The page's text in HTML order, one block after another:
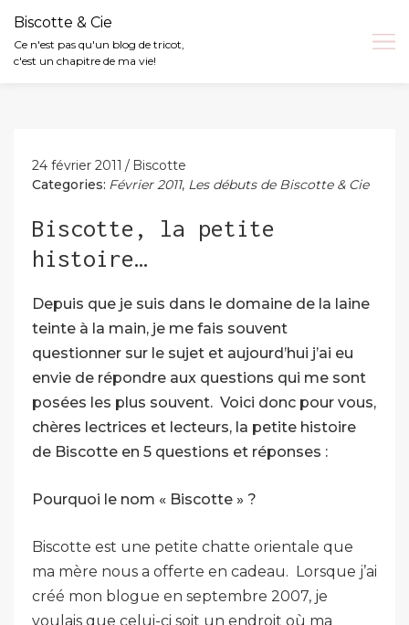
Biscotte & Cie
Ce n'est pas qu'un blog de tricot,
c'est un chapitre de ma vie!
24 février 2011
Biscotte
Categories: Février 2011, Les débuts de Biscotte & Cie
Biscotte, la petite
histoire…
Depuis que je suis dans le domaine de la laine
teinte à la main, je me fais souvent
questionner sur le sujet et aujourd’hui j’ai eu
envie de répondre aux questions qui me sont
posées les plus souvent. Voici donc pour vous,
chères lectrices et lecteurs, la petite histoire
de Biscotte en 5 questions et réponses :
Pourquoi le nom « Biscotte » ?
Biscotte est une petite chatte orientale que
ma mère nous a offerte en cadeau. Lorsque j’ai
créé mon blogue en septembre 2007, je
voulais que celui-ci soit un endroit où ma